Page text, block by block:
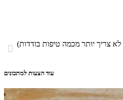

עוד הצעות למתכונים